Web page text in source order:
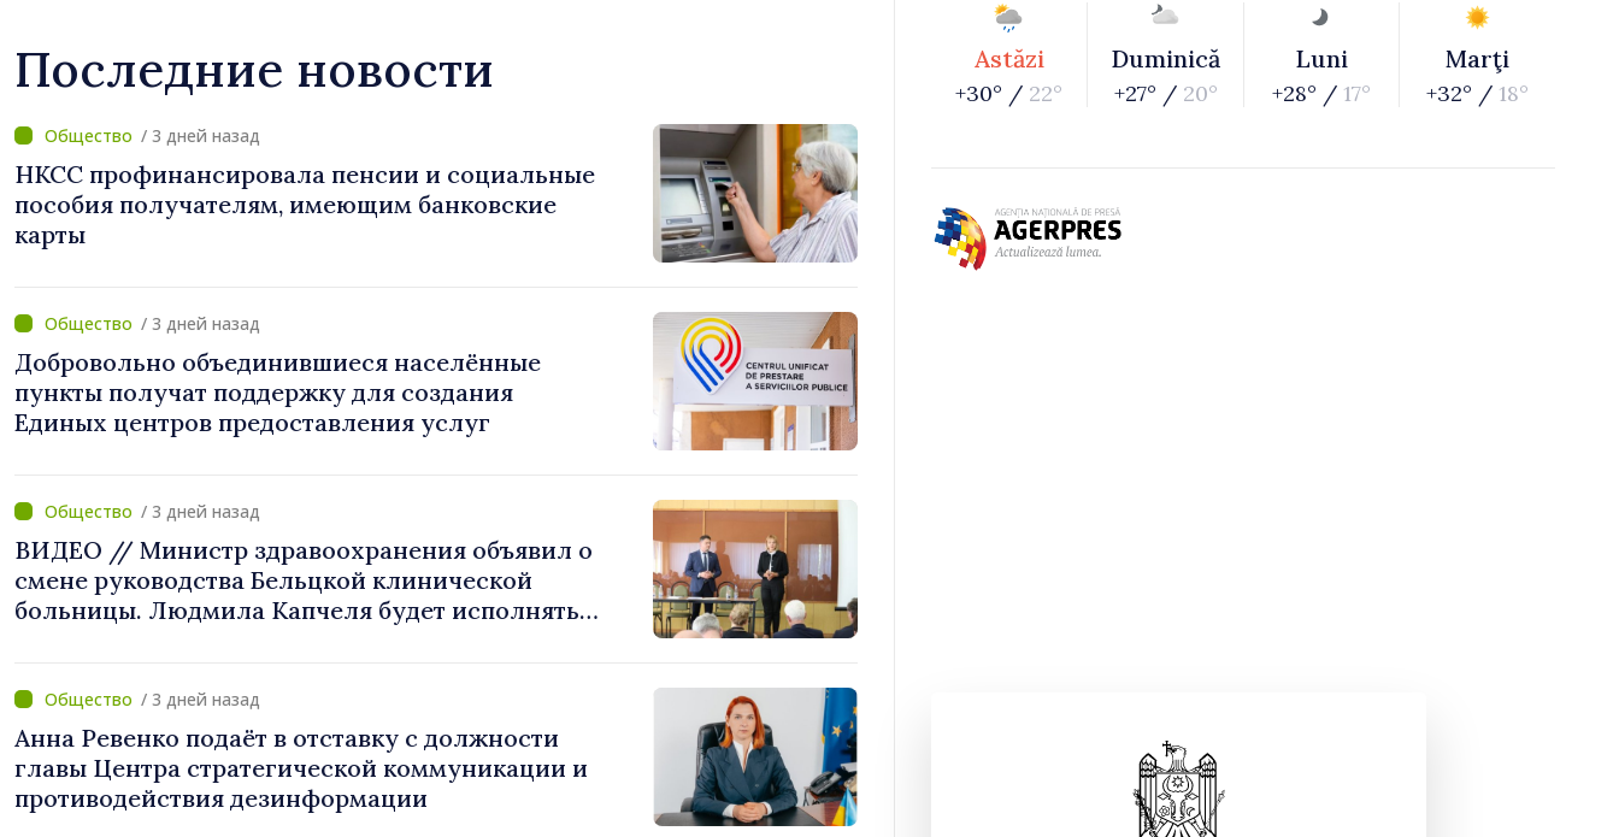
Последние новости
/ 3 дней назад
НКСС профинансировала пенсии и социальные
пособия получателям, имеющим банковские
карты
/ 3 дней назад
Добровольно объединившиеся населённые
пункты получат поддержку для создания
Единых центров предоставления услуг
/ 3 дней назад
ВИДЕО // Министр здравоохранения объявил о
смене руководства Бельцкой клинической
больницы. Людмила Капчеля будет исполнять
/ 3 дней назад
Анна Ревенко подаёт в отставку с должности
главы Центра стратегической коммуникации и
противодействия дезинформации
Astăzi
+30° / 22°
Duminică
+27° / 20°
Luni
+28° / 17°
Marţi
+32° / 18°